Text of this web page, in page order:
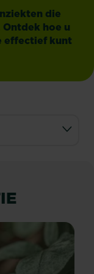
die
hoe u
effectief kunt